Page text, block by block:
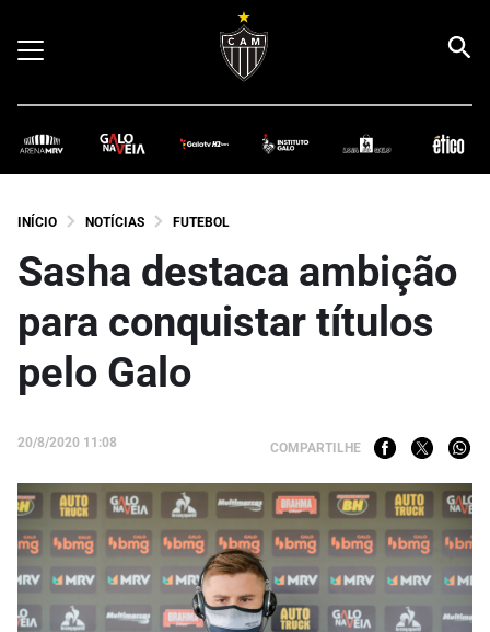
INÍCIO NOTÍCIAS FUTEBOL
Sasha destaca ambição
para conquistar títulos
pelo Galo
20/8/2020 11:08 COMPARTILHE